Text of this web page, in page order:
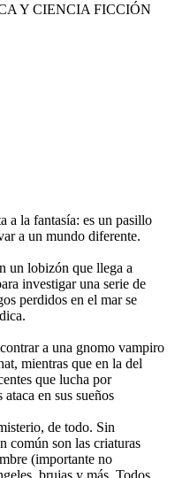
Y CIENCIA FICCIÓN
a la fantasía: es un pasillo
a un mundo diferente.
un lobizón que llega a
investigar una serie de
perdidos en el mar se
a una gnomo vampiro
mientras que en la del
que lucha por
en sus sueños
de todo. Sin
común son las criaturas
(importante no
brujas y más. Todos